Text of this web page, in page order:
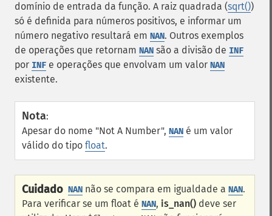
domínio de entrada da função. A raiz quadrada (sqrt())
só é definida para números positivos, e informar um
número negativo resultará em NAN. Outros exemplos
de operações que retornam NAN são a divisão de INF
por INF e operações que envolvam um valor NAN
existente.
Nota:
Apesar do nome
Not A Number , NAN é um valor
válido do tipo float.
Cuidado NAN não se compara em igualdade a NAN.
Para verificar se um float é NAN, is_nan() deve ser